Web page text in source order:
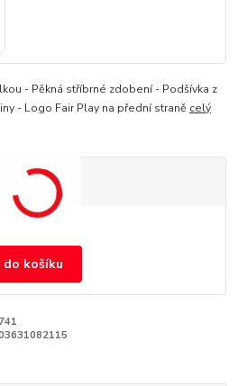
- Pěkná stříbrné zdobení - Podšívka z
- Logo Fair Play na přední straně celý
košíku